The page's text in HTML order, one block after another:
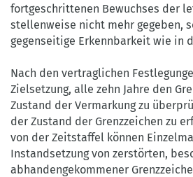
fortgeschrittenen Bewuchses der
stellenweise nicht mehr gegeben,
gegenseitige Erkennbarkeit wie in
Nach den vertraglichen
Zielsetzung, alle zehn Jahre den
Zustand der Vermarkung zu
der Zustand der Grenzzeichen zu
von der Zeitstaffel können
Instandsetzung von zerstörten,
abhandengekommener